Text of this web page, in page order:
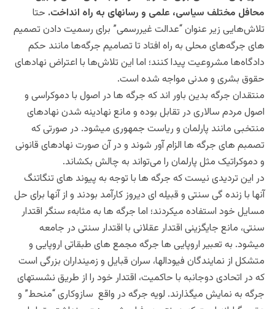
محافل مختلف سیاسی، علمی و رسانه‎ای به راه انداخت.
حتا
تلاش‌هایی زیر عنوان “عدالت غیررسمی” برای رسمیت دادن تصمیم
های جرگه‌های محلی به راه افتاد تا تصامیم جرگه‌ها مانند حکم
دادگاه‌ها مشروعیت پیدا کنند؛ اما این تلاش‌ها با اعتراض نهادهای
حقوق بشری و مدنی مواجه شده است.
منتقدان جرگه بدین باور اند که جرگه ها در اصول با دموکراسی و
اصول مردم سالاری در تقابل بوده و مانع نهادینه شدن نهادهای
منتخبی مانند پارلمان و ریاست جمهوری می‎شود. در صورتی که
تصمبم های جرگه ها الزام آور شوند و در آن صورت نهادهای قانونی
و دموکراتیک مثل پارلمان را می‌تواند به چالش بکشاند‌.
در این تردیدی نیست که جرگه ها با توجه به پیوند های تنگاتنگ
آنها با زنده گی سنتی و قبیله ای دیروز کارآمد بودند و از آنها برای حل
مسایل خود استفاده می‎کردند؛ اما جرگه ها به مثابهء سنگر اقتدار
سنتی، مانع جایگزینی اقتدار عقلانی با اقتدار سنتی در جامعه
می‎شود. به تعبیر اروپایی ها جرگه مجمع‎ های طبقاتی اروپایی و
متشکل از نمایندگان فیودال‎ها، سران قبایل و زمین‎داران بزرگی است
که در اتحادی دوجانبه با حاکمیت، اقتدار خود را از طریق نشست‎های
جرگه به نمایش می‎گذارند. لویه جرگه در واقع سازوکاری “منحط” و